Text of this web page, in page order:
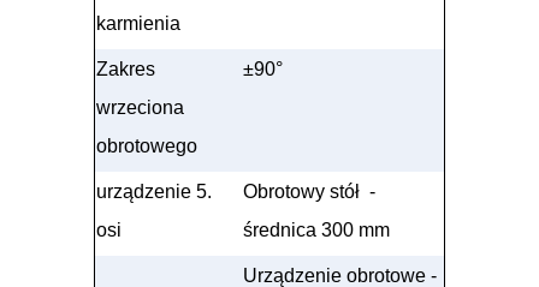
karmienia
Zakres
wrzeciona
obrotowego
±90°
urządzenie 5.
osi
Obrotowy stół -
średnica 300 mm
Urządzenie obrotowe -